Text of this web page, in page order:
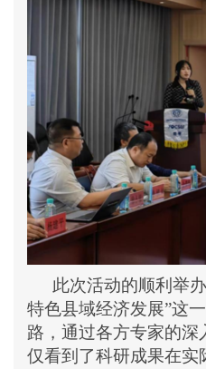
此次活动的顺利举
特色县域经济发展”这
路，通过各方专家的深
仅看到了科研成果在实